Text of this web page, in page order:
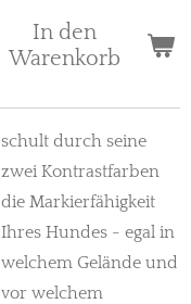
In den
Warenkorb
schult durch seine
zwei Kontrastfarben
die Markierfähigkeit
Ihres Hundes - egal in
welchem Gelände und
vor welchem